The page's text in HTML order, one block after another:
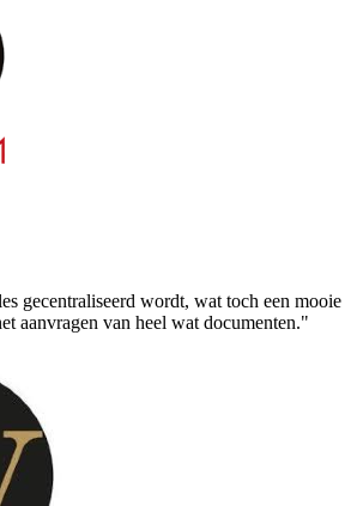
gecentraliseerd wordt, wat toch een mooie
aanvragen van heel wat documenten."